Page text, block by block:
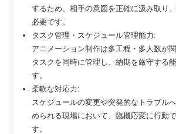
するため、相手の意図を正確に汲み取り
必要です。
タスク管理・スケジュール管理能力:
アニメーション制作は多工程・多人数が
タスクを同時に管理し、納期を厳守する
す。
柔軟な対応力:
スケジュールの変更や突発的なトラブル
められる現場において、臨機応変に行動
す。